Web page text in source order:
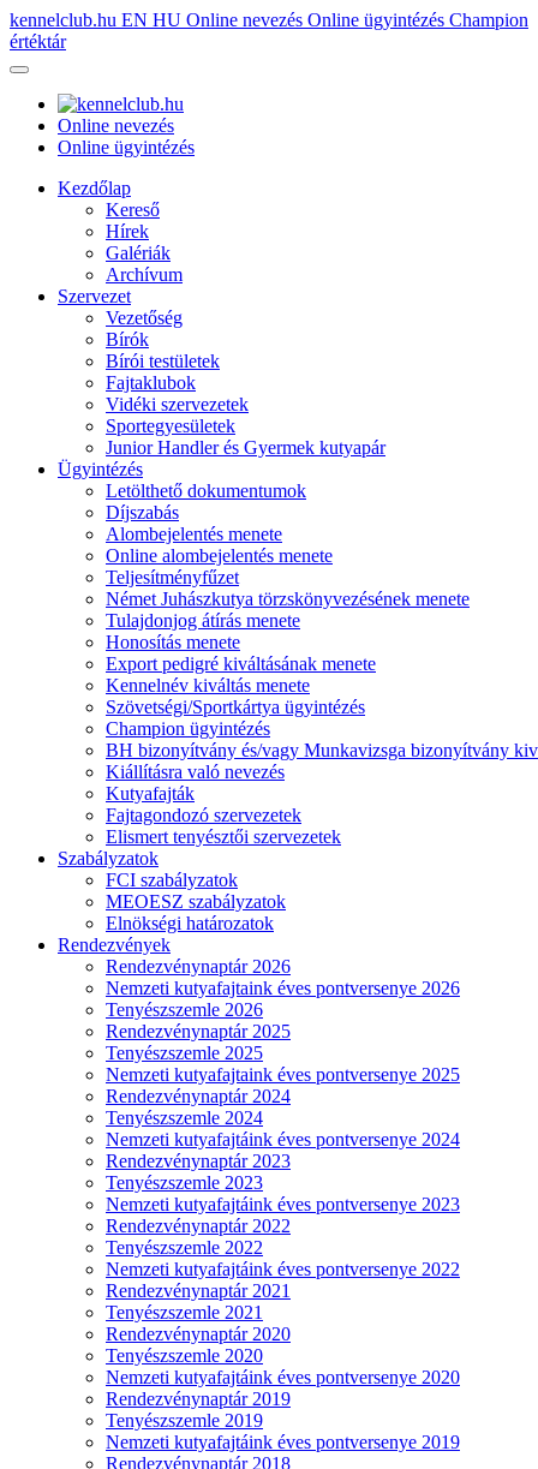
kennelclub.hu EN HU Online nevezés Online ügyintézés Champion
értéktár
Online nevezés
Online ügyintézés
Kezdőlap
Kereső
Hírek
Galériák
Archívum
Szervezet
Vezetőség
Bírók
Bírói testületek
Fajtaklubok
Vidéki szervezetek
Sportegyesületek
Junior Handler és Gyermek kutyapár
Ügyintézés
Letölthető dokumentumok
Díjszabás
Alombejelentés menete
Online alombejelentés menete
Teljesítményfűzet
Német Juhászkutya törzskönyvezésének menete
Tulajdonjog átírás menete
Honosítás menete
Export pedigré kiváltásának menete
Kennelnév kiváltás menete
Szövetségi/Sportkártya ügyintézés
Champion ügyintézés
BH bizonyítvány és/vagy Munkavizsga bizonyítvány
Kiállításra való nevezés
Kutyafajták
Fajtagondozó szervezetek
Elismert tenyésztői szervezetek
Szabályzatok
FCI szabályzatok
MEOESZ szabályzatok
Elnökségi határozatok
Rendezvények
Rendezvénynaptár 2026
Nemzeti kutyafajtaink éves pontversenye 2026
Tenyészszemle 2026
Rendezvénynaptár 2025
Tenyészszemle 2025
Nemzeti kutyafajtaink éves pontversenye 2025
Rendezvénynaptár 2024
Tenyészszemle 2024
Nemzeti kutyafajtáink éves pontversenye 2024
Rendezvénynaptár 2023
Tenyészszemle 2023
Nemzeti kutyafajtáink éves pontversenye 2023
Rendezvénynaptár 2022
Tenyészszemle 2022
Nemzeti kutyafajtáink éves pontversenye 2022
Rendezvénynaptár 2021
Tenyészszemle 2021
Rendezvénynaptár 2020
Tenyészszemle 2020
Nemzeti kutyafajtáink éves pontversenye 2020
Rendezvénynaptár 2019
Tenyészszemle 2019
Nemzeti kutyafajtáink éves pontversenye 2019
Rendezvénynaptár 2018